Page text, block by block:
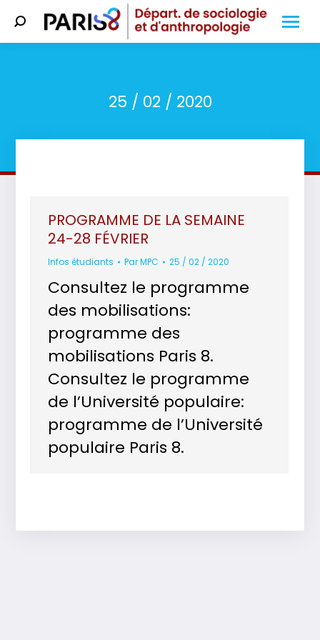
Search:
25 / 02 / 2020
PROGRAMME DE LA SEMAINE
24-28 FÉVRIER
Infos étudiants ParMPC 25 / 02 / 2020
Consultez le programme
des mobilisations:
programme des
mobilisations Paris 8.
Consultez le programme
de l’Université populaire:
programme de l’Université
populaire Paris 8.